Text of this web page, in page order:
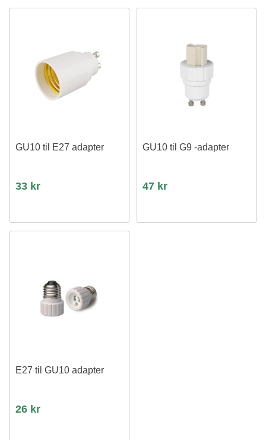
GU10 til E27 adapter
33 kr
GU10 til G9 -adapter
47 kr
E27 til GU10 adapter
26 kr